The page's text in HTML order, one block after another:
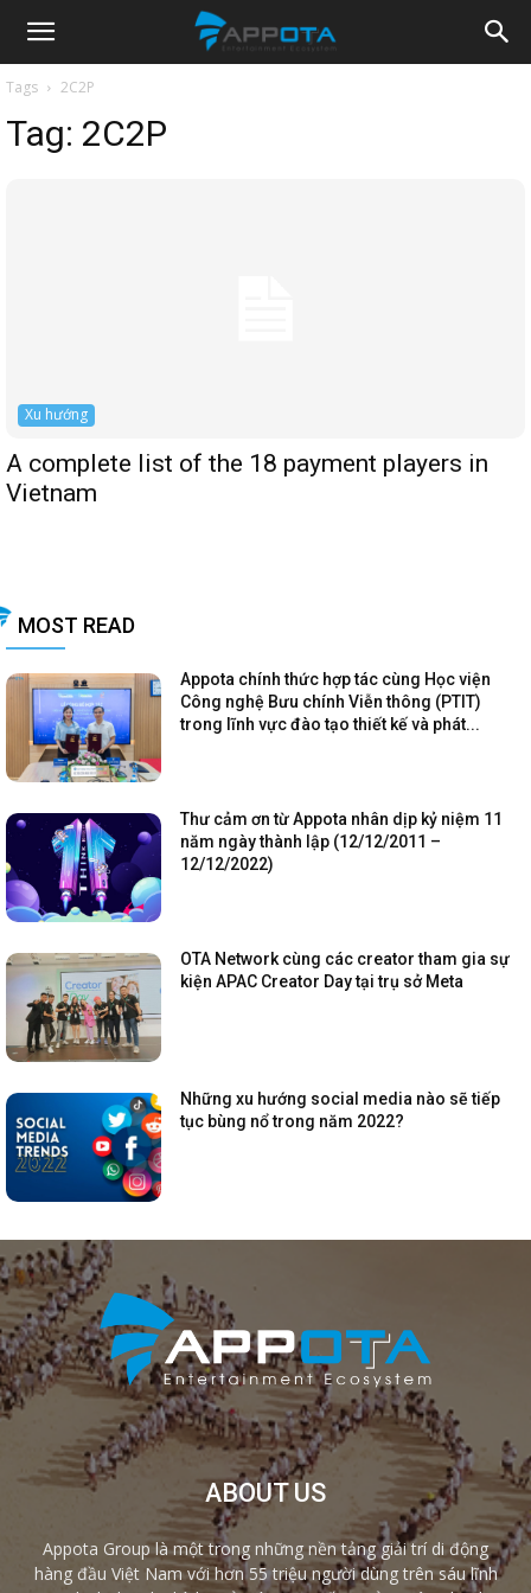
Appota
News
Tags 2C2P
Tag: 2C2P
Xu hướng
A complete list of the 18 payment players in
Vietnam
MOST READ
Appota chính thức hợp tác cùng Học viện
Công nghệ Bưu chính Viễn thông (PTIT)
trong lĩnh vực đào tạo thiết kế và phát...
Thư cảm ơn từ Appota nhân dịp kỷ niệm 11
năm ngày thành lập (12/12/2011 –
12/12/2022)
OTA Network cùng các creator tham gia sự
kiện APAC Creator Day tại trụ sở Meta
Những xu hướng social media nào sẽ tiếp
tục bùng nổ trong năm 2022?
ABOUT US
Appota Group là một trong những nền tảng giải trí di động
hàng đầu Việt Nam với hơn 55 triệu người dùng trên sáu lĩnh